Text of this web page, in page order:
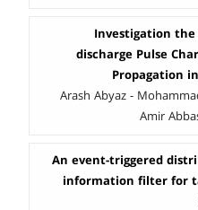
Investigation
discharge Pulse
Propagation
Arash Abyaz -
Amir
An event-triggered
information filter for